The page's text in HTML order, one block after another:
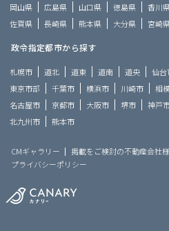
岡山県
広島県 山口県 徳島県 香川
佐賀県
長崎県 熊本県 大分県 宮崎
政令指定都市から探す
札幌市 道北 道東 道南 道央 仙台
東京市部
千葉市 横浜市 川崎市 相
名古屋市
京都市 大阪市 堺市 神戸
北九州市
熊本市
CMギャラリー 掲載をご検討の不動産会社
プライバシーポリシー